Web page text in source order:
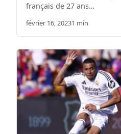
français de 27 ans…
février 16, 20231 min